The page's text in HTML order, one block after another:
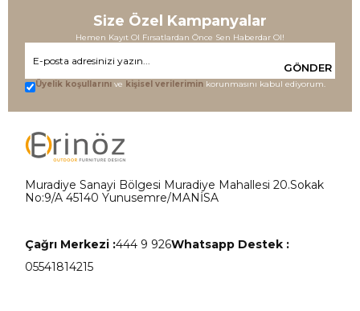
Size Özel Kampanyalar
Hemen Kayıt Ol Fırsatlardan Önce Sen Haberdar Ol!
GÖNDER
Üyelik koşullarını ve kişisel verilerimin korunmasını kabul ediyorum.
Muradiye Sanayi Bölgesi Muradiye Mahallesi 20.Sokak
No:9/A 45140 Yunusemre/MANİSA
Çağrı Merkezi :444 9 926Whatsapp Destek :
05541814215